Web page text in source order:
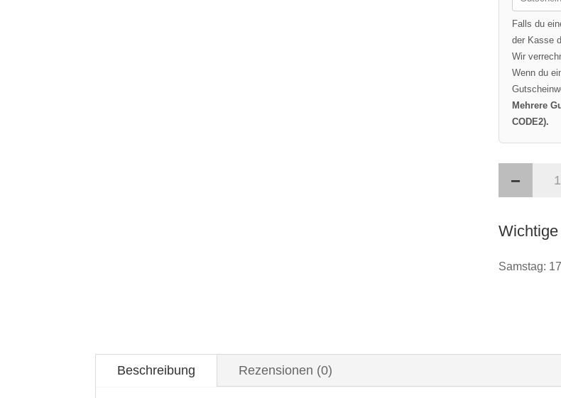
Falls du
der Kasse
Wir
Wenn du
Mehrere
CODE2).
−
-
Menge
Samstag:
Beschreibung Rezensionen (0)